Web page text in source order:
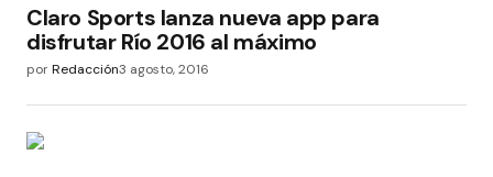
Claro Sports lanza nueva app para
disfrutar Río 2016 al máximo
porRedacción3 agosto, 2016